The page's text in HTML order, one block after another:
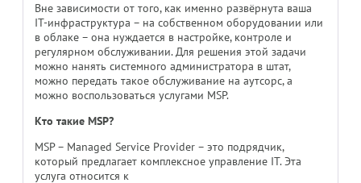
Вне зависимости от того, как именно развёрнута ваша
IT-инфраструктура – на собственном оборудовании или
в облаке – она нуждается в настройке, контроле и
регулярном обслуживании. Для решения этой задачи
можно нанять системного администратора в штат,
можно передать такое обслуживание на аутсорс, а
можно воспользоваться услугами MSP.
Кто такие MSP?
MSP – Managed Service Provider – это подрядчик,
который предлагает комплексное управление IT. Эта
услуга относится к